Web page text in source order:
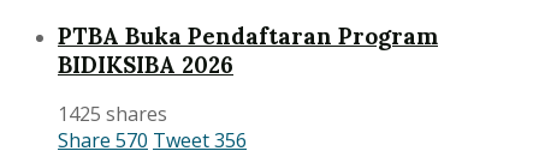
PTBA Buka Pendaftaran Program
BIDIKSIBA 2026
1425 shares
Share 570 Tweet356